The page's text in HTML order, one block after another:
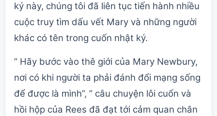
ký này, chúng tôi đã liên tục tiến hành nhiều
cuộc truy tìm dấu vết Mary và những người
khác có tên trong cuốn nhật ký.
” Hãy bước vào thê giới của Mary Newbury,
nơi có khi người ta phải đánh đổi mạng sống
để được là mình”, ” câu chuyện lôi cuốn và
hồi hộp của Rees đã đạt tới cảm quan chân